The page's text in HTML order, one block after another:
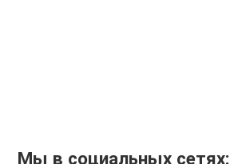
Мы в социальных сетях: